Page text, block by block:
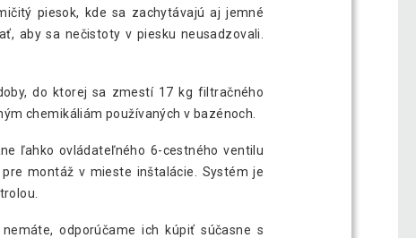
piesok, kde sa zachytávajú aj jemné
aby sa nečistoty v piesku neusadzovali.
do ktorej sa zmestí 17 kg filtračného
chemikáliám používaných v bazénoch.
ľahko ovládateľného 6-cestného ventilu
montáž v mieste inštalácie. Systém je
odporúčame ich kúpiť súčasne s